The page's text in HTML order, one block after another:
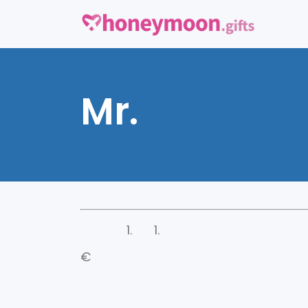
Mr.
€